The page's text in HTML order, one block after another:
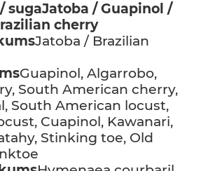
sugaJatoba / Guapinol /
cherry
Jatoba / Brazilian
Guapinol, Algarrobo,
South American cherry,
South American locust,
Cuapinol, Kawanari,
Stinking toe, Old